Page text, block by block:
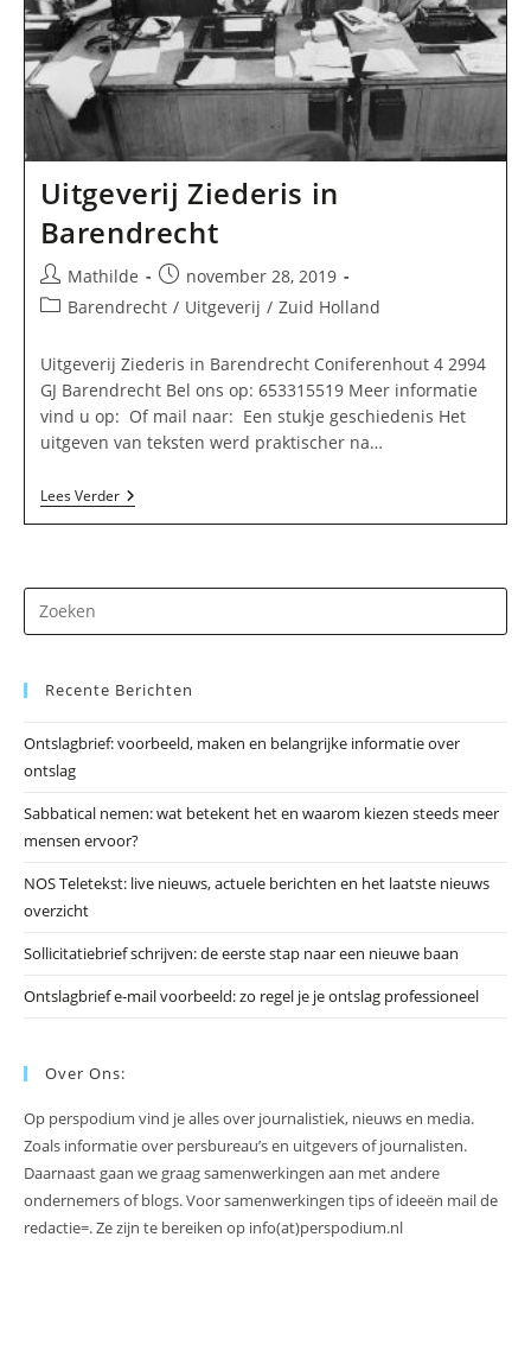
Uitgeverij Ziederis in
Barendrecht
Bericht
auteur:
Mathilde
Bericht
gepubliceerd
november 28, 2019
Berichtcategorie:
Barendrecht / Uitgeverij / Zuid Holland
Uitgeverij Ziederis in Barendrecht Coniferenhout 4 2994
GJ Barendrecht Bel ons op: 653315519 Meer informatie
vind u op: Of mail naar: Een stukje geschiedenis Het
uitgeven van teksten werd praktischer na…
Lees VerderUitgeverij
Ziederis
op
Recente Berichten
Ontslagbrief: voorbeeld, maken en belangrijke informatie over
ontslag
Sabbatical nemen: wat betekent het en waarom kiezen steeds meer
mensen ervoor?
NOS Teletekst: live nieuws, actuele berichten en het laatste nieuws
overzicht
Sollicitatiebrief schrijven: de eerste stap naar een nieuwe baan
Ontslagbrief e-mail voorbeeld: zo regel je je ontslag professioneel
Over Ons:
Op perspodium vind je alles over journalistiek, nieuws en media.
Zoals informatie over persbureau’s en uitgevers of journalisten.
Daarnaast gaan we graag samenwerkingen aan met andere
ondernemers of blogs. Voor samenwerkingen tips of ideeën mail de
redactie=. Ze zijn te bereiken op info(at)perspodium.nl